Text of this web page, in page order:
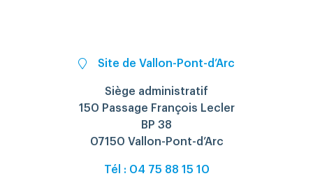
Site de Vallon-Pont-d’Arc
Siège administratif
150 Passage François Lecler
BP 38
07150 Vallon-Pont-d’Arc
Tél : 04 75 88 15 10